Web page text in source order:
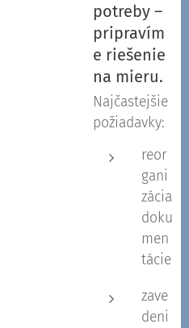
potreby –
pripravím
e riešenie
na mieru.
Najčastejšie
požiadavky:
reor
gani
zácia
doku
men
tácie
zave
deni